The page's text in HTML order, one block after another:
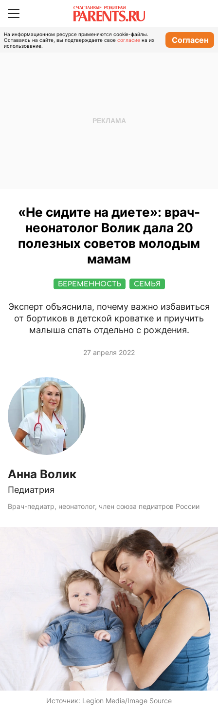
На информационном ресурсе применяются cookie-файлы.
Оставаясь на сайте, вы подтверждаете свое согласие на их
использование.
Согласен
«Не сидите на диете»: врач-
неонатолог Волик дала 20
полезных советов молодым
мамам
БЕРЕМЕННОСТЬ СЕМЬЯ
Эксперт объяснила, почему важно избавиться
от бортиков в детской кроватке и приучить
малыша спать отдельно с рождения.
27 апреля 2022
Анна Волик
Педиатрия
Врач-педиатр, неонатолог, член союза педиатров России
Источник: Legion Media/Image Source